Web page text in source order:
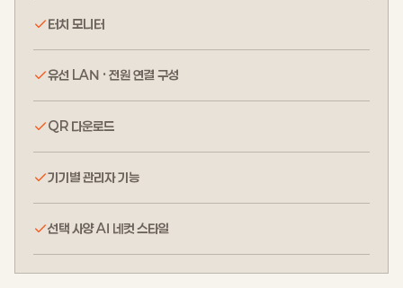
터치 모니터
유선 LAN · 전원 연결 구성
QR 다운로드
기기별 관리자 기능
선택 사양 AI 네컷 스타일